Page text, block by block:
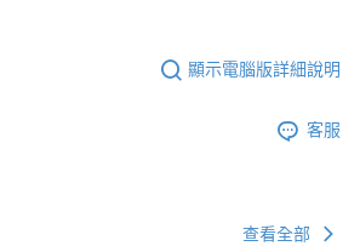
顯示電腦版詳細說明
客服
查看全部